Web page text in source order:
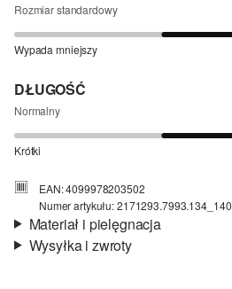
Rozmiar standardowy
Wypada mniejszy
DŁUGOŚĆ
Normalny
Krótki
EAN: 4099978203502
Numer artykułu: 2171293.7993.134_140
Materiał i pielęgnacja
Wysyłka i zwroty